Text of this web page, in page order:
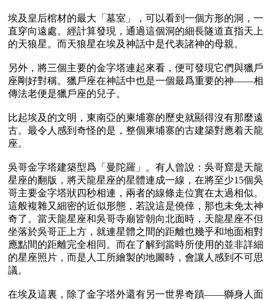
埃及皇后棺材的最大「墓室」，可以看到一個方形的洞，一
直穿向遠處。經計算發現，通過這個洞的細長隧道直指天上
的天狼星。而天狼星在埃及神話中是代表諸神的母親。
另外，將三個主要的金字塔連起來看，便可發現它們與獵戶
座剛好對稱。獵戶座在神話中也是一個最爲重要的神——相
傳法老便是獵戶座的兒子。
比起埃及的文明，東南亞的柬埔寨的歷史就顯得沒有那麼遠
古。最令人感到奇怪的是，整個柬埔寨的古建築對應着天龍
座。
吳哥金字塔建築型爲「曼陀羅」。有人曾說：吳哥窟是天龍
星座的翻版，將天龍星座的星體連成一線，在將至少15個吳
哥主要金字塔狀四秒相連，兩者的線條走位實在太過相似。
這般複雜又細密的近似形態，若說這是僥倖，那也未免太神
奇了。當天龍星座和吳哥寺廟皆朝向北面時，天龍星座不但
坐落於吳哥正上方，就連星體之間的距離也幾乎和地面相對
應點間的距離完全相同。而在了解到當時所使用的並非詳細
的星座照片，而是人工所繪製的地圖時，會讓人感到不可思
議。
在埃及這裏，除了金字塔外還有另一世界奇蹟——獅身人面